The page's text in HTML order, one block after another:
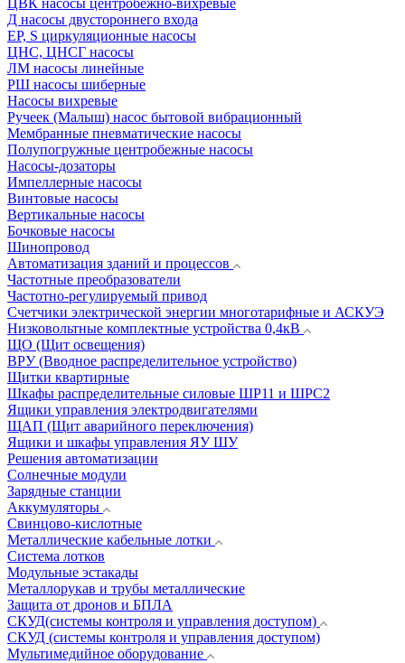
ЦВК насосы центробежно-вихревые
Д насосы двустороннего входа
EP, S циркуляционные насосы
ЦНС, ЦНСГ насосы
ЛМ насосы линейные
РШ насосы шиберные
Насосы вихревые
Ручеек (Малыш) насос бытовой вибрационный
Мембранные пневматические насосы
Полупогружные центробежные насосы
Насосы-дозаторы
Импеллерные насосы
Винтовые насосы
Вертикальные насосы
Бочковые насосы
Шинопровод
Автоматизация зданий и процессов
Частотные преобразователи
Частотно-регулируемый привод
Счетчики электрической энергии многотарифные и АСКУЭ
Низковольтные комплектные устройства 0,4кВ
ЩО (Щит освещения)
ВРУ (Вводное распределительное устройство)
Щитки квартирные
Шкафы распределительные силовые ШР11 и ШРС2
Ящики управления электродвигателями
ЩАП (Щит аварийного переключения)
Ящики и шкафы управления ЯУ ШУ
Решения автоматизации
Солнечные модули
Зарядные станции
Аккумуляторы
Свинцово-кислотные
Металлические кабельные лотки
Система лотков
Модульные эстакады
Металлорукав и трубы металлические
Защита от дронов и БПЛА
СКУД(системы контроля и управления доступом)
СКУД (системы контроля и управления доступом)
Мультимедийное оборудование